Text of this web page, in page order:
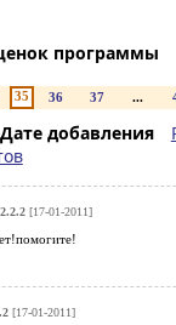
программы
35 36 37 ...
Дате добавления
[17-01-2011]
[17-01-2011]